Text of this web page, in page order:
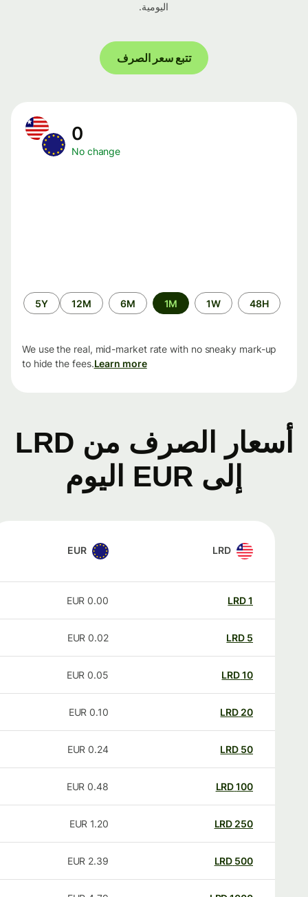
اليومية.
تتبع سعر الصرف
No change
الفترة
الزمنية
48H
1W
1M
6M
12M
5Y
We use the real, mid-market rate with no sneaky mark-up
to hide the fees.Learn more
أسعار الصرف من LRD
إلى EUR اليوم
LRD
EUR
LRD
0.00
EUR
LRD
0.02
EUR
LRD
0.05
EUR
20
LRD
0.10
EUR
50
LRD
0.24
EUR
100
LRD
0.48
EUR
250
LRD
1.20
EUR
500
LRD
2.39
EUR